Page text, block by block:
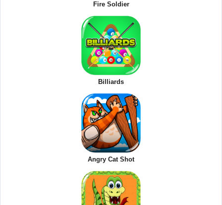
Fire Soldier
Billiards
Angry Cat Shot